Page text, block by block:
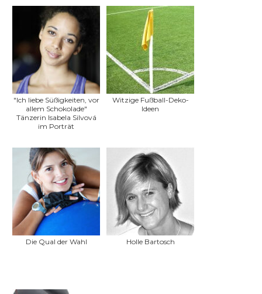
"Ich liebe Süßigkeiten, vor
allem Schokolade"
Tänzerin Isabela Silvová
im Porträt
Witzige Fußball-Deko-
Ideen
Die Qual der Wahl Holle Bartosch